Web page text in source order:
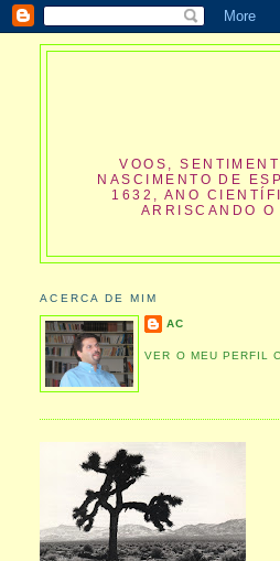
VOOS,
NASCIMENTO DE
1632, ANO
ARRISCANDO
ACERCA DE MIM
AC
VER O MEU PERFIL